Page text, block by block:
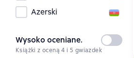
Azerski
Wysoko oceniane.
Nie
Książki z oceną 4 i 5 gwiazdek